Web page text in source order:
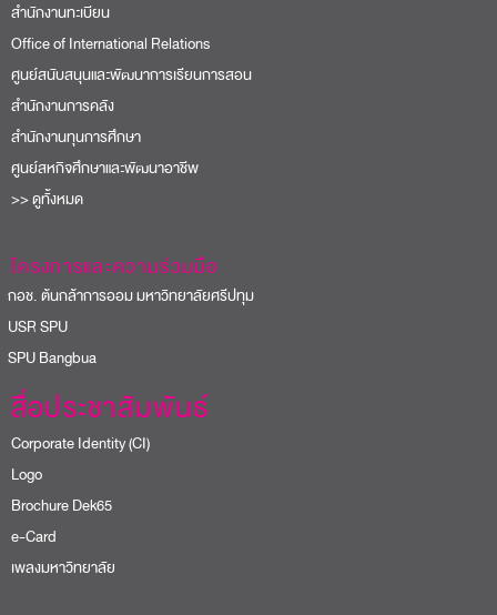
สำนักงานทะเบียน
Office of International Relations
ศูนย์สนับสนุนและพัฒนาการเรียนการสอน
สำนักงานการคลัง
สำนักงานทุนการศึกษา
ศูนย์สหกิจศึกษาและพัฒนาอาชีพ
>> ดูทั้งหมด
โครงการและความร่วมมือ
ช. ต้นกล้าการออม มหาวิทยาลัยศรีปทุม
SPU
Bangbua
สื่อประชาสัมพันธ์
Corporate Identity (CI)
Logo
Brochure Dek65
e-Card
เพลงมหาวิทยาลัย